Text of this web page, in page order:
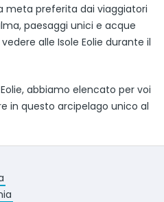
preferita dai viaggiatori
paesaggi unici e acque
alle Isole Eolie durante il
abbiamo elencato per voi
in questo arcipelago unico al